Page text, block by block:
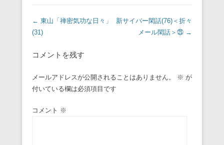
投稿ナビゲーション
← 東山「禅密気功な日々」
(31)
新サイバー閑話(76)＜折々
メール閑話＞㉕ →
コメントを残す
メールアドレスが公開されることはありません。 ※ が
付いている欄は必須項目です
コメント ※